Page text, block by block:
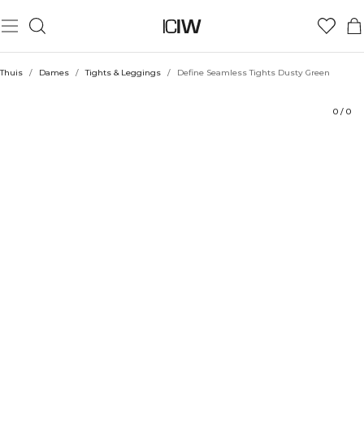
Thuis / Dames / Tights & Leggings / Define Seamless Tights Dusty Green
0 / 0